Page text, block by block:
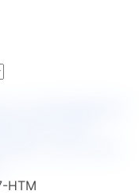
HTM